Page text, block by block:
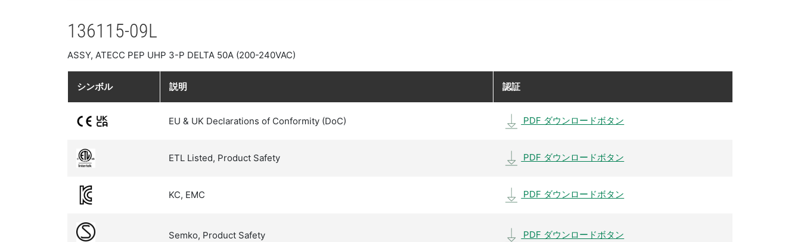
136115-09L
ASSY, ATECC PEP UHP 3-P DELTA 50A (200-240VAC)
シンボル 説明 認証
EU & UK Declarations of Conformity (DoC) PDF ダウンロードボタン
ETL Listed, Product Safety PDF ダウンロードボタン
KC, EMC PDF ダウンロードボタン
Semko, Product Safety PDF ダウンロードボタン